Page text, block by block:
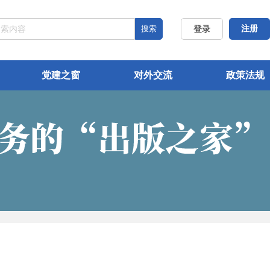
登录 注册
搜索
党建之窗 对外交流 政策法规